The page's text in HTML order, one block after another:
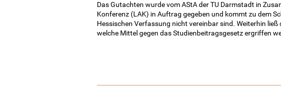
Das Gutachten wurde vom AStA der TU Darmstadt in
Konferenz (LAK) in Auftrag gegeben und kommt zu dem
Hessischen Verfassung nicht vereinbar sind. Weiterhin
welche Mittel gegen das Studienbeitragsgesetz ergriffen